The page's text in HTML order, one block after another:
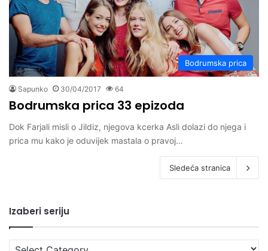
Bodrumska prica
Sapunko 30/04/2017 64
Bodrumska prica 33 epizoda
Dok Farjali misli o Jildiz, njegova kcerka Asli dolazi do njega i
prica mu kako je oduvijek mastala o pravoj…
Sledeća stranica
Izaberi seriju
Izaberi